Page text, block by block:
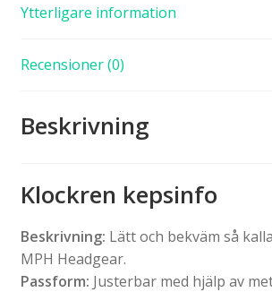
Ytterligare information
Recensioner (0)
Beskrivning
Klockren kepsinfo
Beskrivning: Lätt och bekväm så
MPH Headgear.
Passform: Justerbar med hjälp av